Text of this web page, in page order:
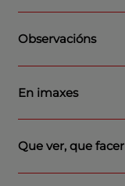
Observacións
En imaxes
Que ver, que facer